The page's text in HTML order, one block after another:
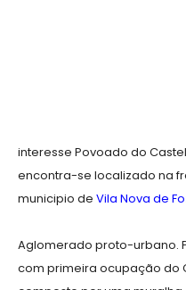
interesse Povoado do
encontra-se localizado na
municipio de Vila Nova de
Aglomerado proto-urbano.
com primeira ocupação do